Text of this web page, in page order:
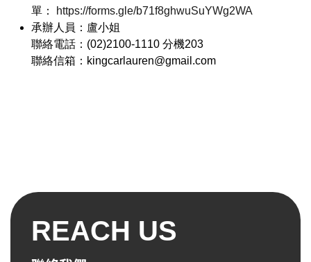
單：
https://forms.gle/b71f8ghwuSuYWg2WA
承辦人員：盧小姐
聯絡電話：(02)2100-1110 分機203
聯絡信箱：kingcarlauren@gmail.com
REACH US